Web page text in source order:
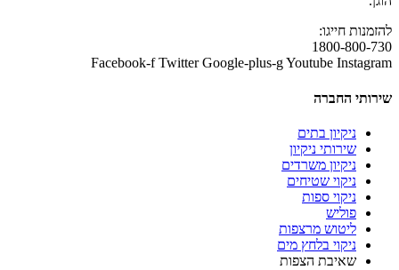
להזמנות חייגו:
1800-800-730
Facebook-f Twitter Google-plus-gYoutube Instagram
שירותי החברה
ניקיון בתים
שירותי ניקיון
ניקיון משרדים
ניקוי שטיחים
ניקוי ספות
פוליש
ליטוש מרצפות
ניקוי בלחץ מים
שאיבת הצפות